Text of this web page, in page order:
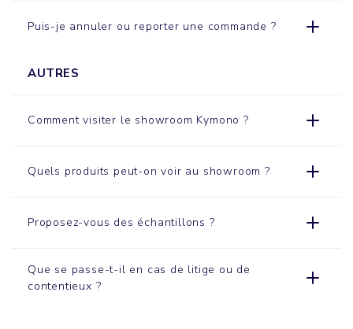
Puis-je annuler ou reporter une commande ?
AUTRES
Comment visiter le showroom Kymono ?
Quels produits peut-on voir au showroom ?
Proposez-vous des échantillons ?
Que se passe-t-il en cas de litige ou de
contentieux ?